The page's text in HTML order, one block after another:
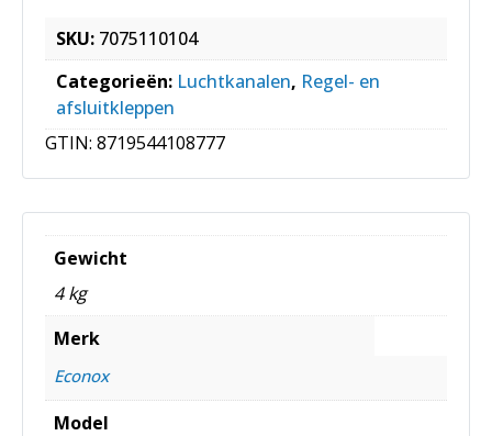
SKU: 7075110104
Categorieën: Luchtkanalen, Regel- en
afsluitkleppen
GTIN: 8719544108777
Gewicht
4 kg
Merk
Econox
Model